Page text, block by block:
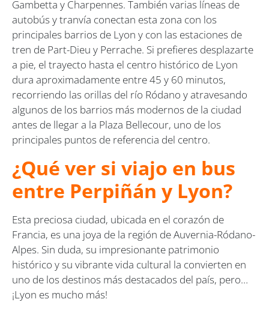
Gambetta y Charpennes. También varias líneas de
autobús y tranvía conectan esta zona con los
principales barrios de Lyon y con las estaciones de
tren de Part-Dieu y Perrache. Si prefieres desplazarte
a pie, el trayecto hasta el centro histórico de Lyon
dura aproximadamente entre 45 y 60 minutos,
recorriendo las orillas del río Ródano y atravesando
algunos de los barrios más modernos de la ciudad
antes de llegar a la Plaza Bellecour, uno de los
principales puntos de referencia del centro.
¿Qué ver si viajo en bus
entre Perpiñán y Lyon?
Esta preciosa ciudad, ubicada en el corazón de
Francia, es una joya de la región de Auvernia-Ródano-
Alpes. Sin duda, su impresionante patrimonio
histórico y su vibrante vida cultural la convierten en
uno de los destinos más destacados del país, pero…
¡Lyon es mucho más!